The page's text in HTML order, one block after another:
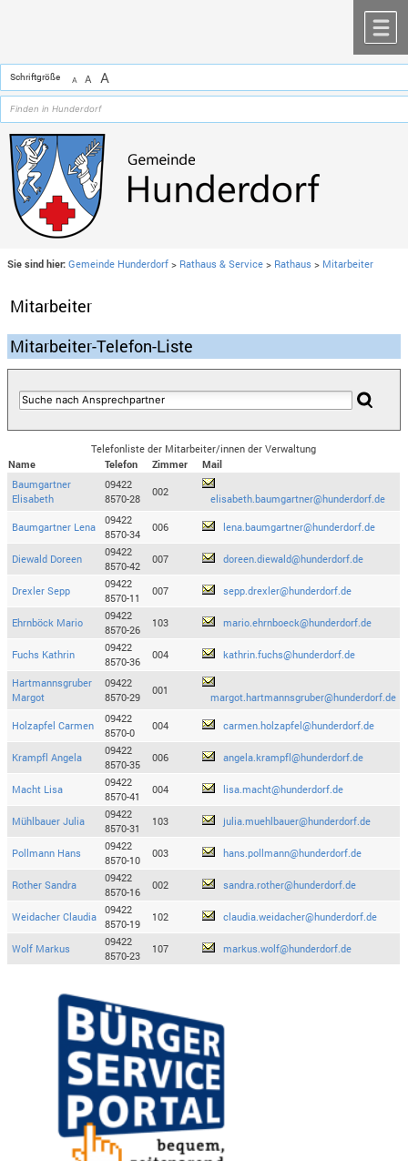
Schriftgröße A A A
Sie sind hier: Gemeinde Hunderdorf > Rathaus & Service > Rathaus > Mitarbeiter
Mitarbeiter
Mitarbeiter-Telefon-Liste
Telefonliste der Mitarbeiter/innen der Verwaltung
Name
Telefon Zimmer
Mail
Baumgartner
Elisabeth
09422
8570-28
002
elisabeth.baumgartner@hunderdorf.de
Baumgartner Lena
09422
8570-34
006 lena.baumgartner@hunderdorf.de
Diewald Doreen
09422
8570-42
007 doreen.diewald@hunderdorf.de
Drexler Sepp
09422
8570-11
007 sepp.drexler@hunderdorf.de
Ehrnböck Mario
09422
8570-26
103 mario.ehrnboeck@hunderdorf.de
Fuchs Kathrin
09422
8570-36
004 kathrin.fuchs@hunderdorf.de
Hartmannsgruber
Margot
09422
8570-29
001
margot.hartmannsgruber@hunderdorf.de
Holzapfel Carmen
09422
8570-0
004 carmen.holzapfel@hunderdorf.de
Krampfl Angela
09422
8570-35
006 angela.krampfl@hunderdorf.de
Macht Lisa
09422
8570-41
004 lisa.macht@hunderdorf.de
Mühlbauer Julia
09422
8570-31
103 julia.muehlbauer@hunderdorf.de
Pollmann Hans
09422
8570-10
003 hans.pollmann@hunderdorf.de
Rother Sandra
09422
8570-16
002 sandra.rother@hunderdorf.de
Weidacher Claudia
09422
8570-19
102 claudia.weidacher@hunderdorf.de
Wolf Markus
09422
8570-23
107 markus.wolf@hunderdorf.de